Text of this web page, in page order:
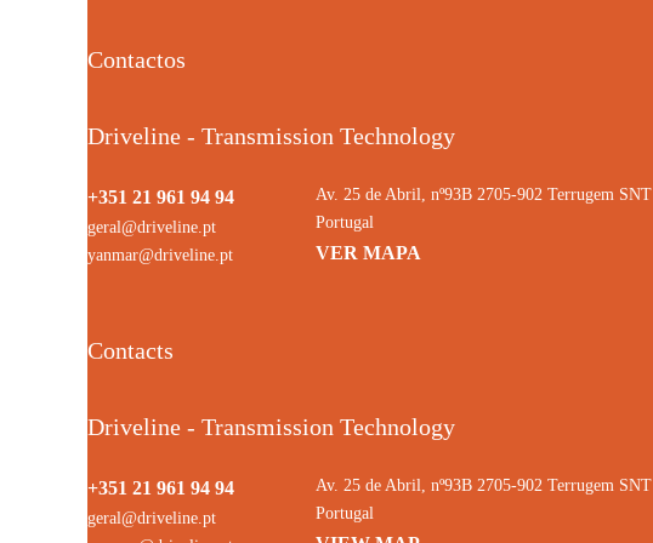
Contactos
Driveline - Transmission Technology
+351 21 961 94 94
geral@driveline.pt
yanmar@driveline.pt
Av. 25 de Abril, nº93B 2705-902 Terrugem SNT
Portugal
VER MAPA
Contacts
Driveline - Transmission Technology
+351 21 961 94 94
geral@driveline.pt
Av. 25 de Abril, nº93B 2705-902 Terrugem SNT
Portugal